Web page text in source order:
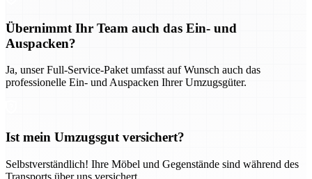
Übernimmt Ihr Team auch das Ein- und
Auspacken?
Ja, unser Full-Service-Paket umfasst auf Wunsch auch das
professionelle Ein- und Auspacken Ihrer Umzugsgüter.
Ist mein Umzugsgut versichert?
Selbstverständlich! Ihre Möbel und Gegenstände sind während des
Transports über uns versichert.